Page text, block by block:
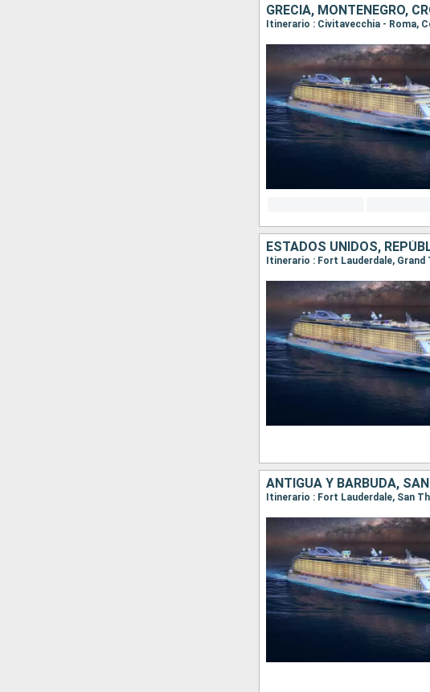
GRECIA, MONTENEGRO,
Itinerario : Civitavecchia - Roma,
ANTIGUA Y BARBUDA,